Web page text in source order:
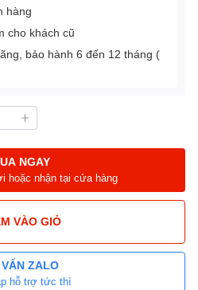
hàng
cho khách cũ
bảo hành 6 đến 12 tháng (
NGAY
hoặc nhận tại cửa hàng
VÀO GIỎ
ZALO
hỗ trợ tức thì